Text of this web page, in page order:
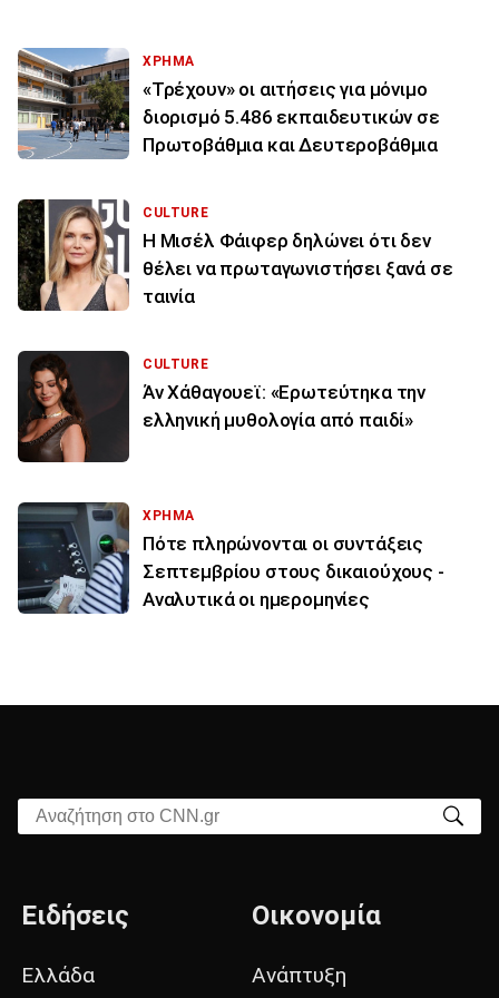
ΧΡΗΜΑ
«Τρέχουν» οι αιτήσεις για μόνιμο
διορισμό 5.486 εκπαιδευτικών σε
Πρωτοβάθμια και Δευτεροβάθμια
CULTURE
Η Μισέλ Φάιφερ δηλώνει ότι δεν
θέλει να πρωταγωνιστήσει ξανά σε
ταινία
CULTURE
Άν Χάθαγουεϊ: «Ερωτεύτηκα την
ελληνική μυθολογία από παιδί»
ΧΡΗΜΑ
Πότε πληρώνονται οι συντάξεις
Σεπτεμβρίου στους δικαιούχους -
Αναλυτικά οι ημερομηνίες
Αναζήτηση στο CNN.gr
Ειδήσεις
Ελλάδα
Οικονομία
Ανάπτυξη